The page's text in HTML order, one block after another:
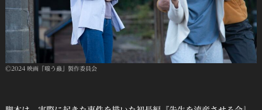
Ⓒ2024 映画「嗤う蟲」製作委員会